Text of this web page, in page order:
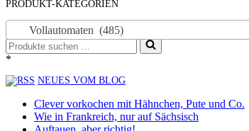
PRODUKT-KATEGORIEN
Vollautomaten (485)
Suchen
nach …
*
NEUES VOM BLOG
Clever vorkochen mit Hähnchen, Pute und Co.
Wie in Frankreich, nur auf Sächsisch